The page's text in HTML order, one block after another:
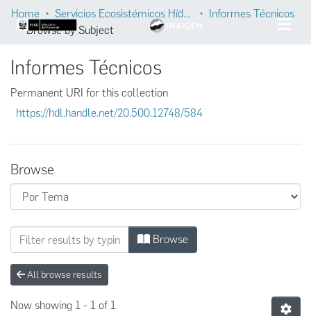
Home Servicios Ecosistémicos Hídricos
Informes Técnicos
Browse by Subject
Informes Técnicos
Permanent URI for this collection
https://hdl.handle.net/20.500.12748/584
Browse
Browsing Informes Técnicos by Subject
Browse
All browse results
Now showing 1 - 1 of 1